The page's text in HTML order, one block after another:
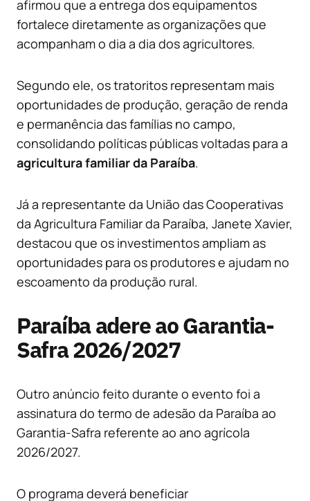
afirmou que a entrega dos equipamentos
fortalece diretamente as organizações que
acompanham o dia a dia dos agricultores.
Segundo ele, os tratoritos representam mais
oportunidades de produção, geração de renda
e permanência das famílias no campo,
consolidando políticas públicas voltadas para a
agricultura familiar da Paraíba.
Já a representante da União das Cooperativas
da Agricultura Familiar da Paraíba, Janete Xavier,
destacou que os investimentos ampliam as
oportunidades para os produtores e ajudam no
escoamento da produção rural.
Paraíba adere ao Garantia-
Safra 2026/2027
Outro anúncio feito durante o evento foi a
assinatura do termo de adesão da Paraíba ao
Garantia-Safra referente ao ano agrícola
2026/2027.
O programa deverá beneficiar